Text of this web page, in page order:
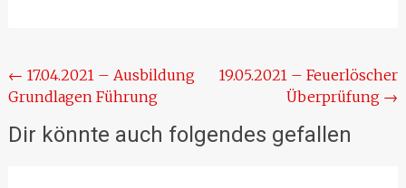
Beitragsnavigation
← 17.04.2021 – Ausbildung
Grundlagen Führung
19.05.2021 – Feuerlöscher
Überprüfung →
Dir könnte auch folgendes gefallen